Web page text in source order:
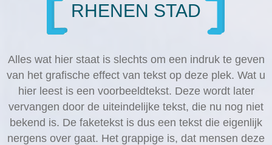
RHENEN STAD
Alles wat hier staat is slechts om een indruk te geven
van het grafische effect van tekst op deze plek. Wat u
hier leest is een voorbeeldtekst. Deze wordt later
vervangen door de uiteindelijke tekst, die nu nog niet
bekend is. De faketekst is dus een tekst die eigenlijk
nergens over gaat. Het grappige is, dat mensen deze